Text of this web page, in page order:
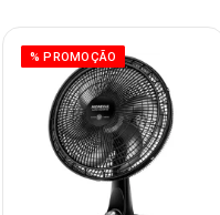
% PROMOÇÃO